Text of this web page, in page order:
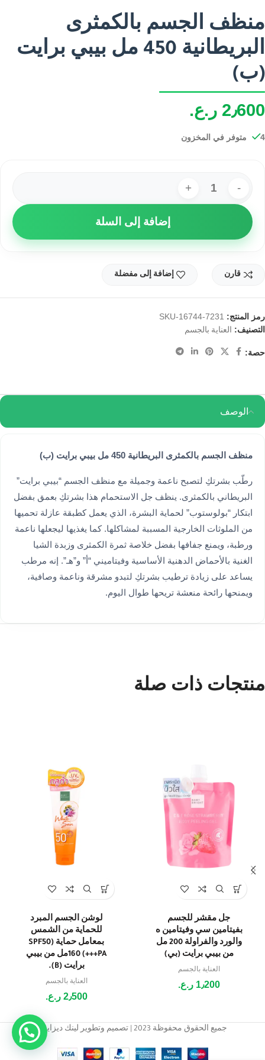
منظف ​​الجسم بالكمثرى
البريطانية 450 مل بيبي برايت
(ب)
2٫600 ر.ع.
4 متوفر في المخزون
إضافة إلى السلة
قارن إضافة إلى مفضلة
رمز المنتج: SKU-16744-7231
التصنيف: العناية بالجسم
حصة:
الوصف
منظف ​​الجسم بالكمثرى البريطانية 450 مل بيبي برايت (ب)
رطّب بشرتكِ لتصبح ناعمة وجميلة مع منظف الجسم “بيبي برايت”
البريطاني بالكمثرى. ينظف جل الاستحمام هذا بشرتكِ بعمق بفضل
ابتكار “بولوستوب” لحماية البشرة، الذي يعمل كطبقة عازلة تحميها
من الملوثات الخارجية المسببة لمشاكلها. كما يغذيها ليجعلها ناعمة
ورطبة، ويمنع جفافها بفضل خلاصة ثمرة الكمثرى وزبدة الشيا
الغنية بالأحماض الدهنية الأساسية وفيتاميني “أ” و”هـ”. إنه مرطب
يساعد على زيادة ترطيب بشرتكِ لتبدو مشرقة وناعمة وصافية،
ويمنحها رائحة منعشة تريحها طوال اليوم.
منتجات ذات صلة
جل مقشر للجسم
بفيتامين سي وفيتامين ه
والورد والفراولة 200 مل
من بيبي برايت (بي)
العناية بالجسم
1٫200 ر.ع.
لوشن الجسم المبرد
للحماية من الشمس
بمعامل حماية (SPF50
PA+++) 160مل من بيبي
برايت (B).
العناية بالجسم
2٫500 ر.ع.
جميع الحقوق محفوظة 2023 | تصميم وتطوير لينك ديزاين.